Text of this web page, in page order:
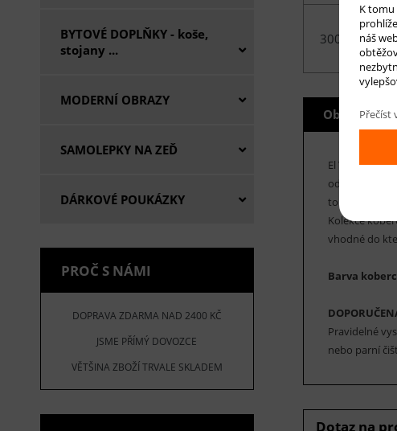
BYTOVÉ DOPLŇKY - koše,
stojany ...
MODERNÍ OBRAZY
SAMOLEPKY NA ZEĎ
DÁRKOVÉ POUKÁZKY
PROČ S NÁMI
DOPRAVA ZDARMA NAD 2400 KČ
JSME PŘÍMÝ DOVOZCE
VĚTŠINA ZBOŽÍ TRVALE SKLADEM
300x400 cm
Obecné info
El Yapimi
odolnost proti
tohoto
Kolekce
vhodné do
Barva
Pravidelné
nebo parní
Dotaz na
K
náš
Přečíst